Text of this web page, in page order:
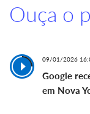
Ouça o
09/01/2026
Google
em Nova